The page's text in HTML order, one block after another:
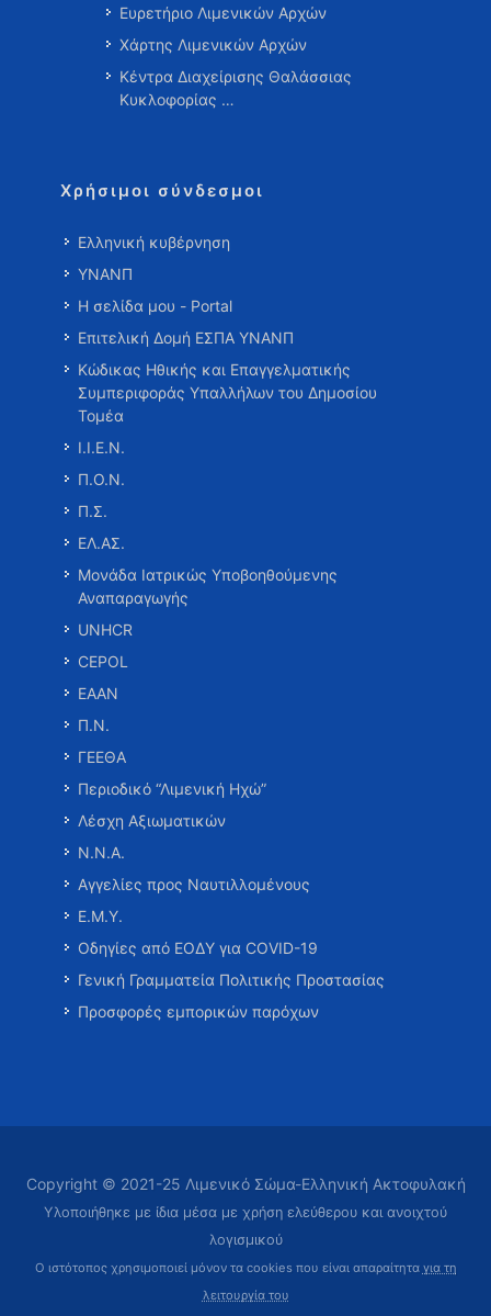
Ευρετήριο Λιμενικών Αρχών
Χάρτης Λιμενικών Αρχών
Κέντρα Διαχείρισης Θαλάσσιας
Κυκλοφορίας …
Χρήσιμοι σύνδεσμοι
Ελληνική κυβέρνηση
ΥΝΑΝΠ
Η σελίδα μου - Portal
Επιτελική Δομή ΕΣΠΑ ΥΝΑΝΠ
Κώδικας Ηθικής και Επαγγελματικής
Συμπεριφοράς Υπαλλήλων του Δημοσίου
Τομέα
Ι.Ι.Ε.Ν.
Π.Ο.Ν.
Π.Σ.
ΕΛ.ΑΣ.
Μονάδα Ιατρικώς Υποβοηθούμενης
Αναπαραγωγής
UNHCR
CEPOL
ΕΑΑΝ
Π.Ν.
ΓΕΕΘΑ
Περιοδικό “Λιμενική Ηχώ”
Λέσχη Αξιωματικών
Ν.Ν.Α.
Αγγελίες προς Ναυτιλλομένους
Ε.Μ.Υ.
Οδηγίες από ΕΟΔΥ για COVID-19
Γενική Γραμματεία Πολιτικής Προστασίας
Προσφορές εμπορικών παρόχων
Copyright © 2021-25 Λιμενικό Σώμα-Ελληνική Ακτοφυλακή
Υλοποιήθηκε με ίδια μέσα με χρήση ελεύθερου και ανοιχτού
λογισμικού
Ο ιστότοπος χρησιμοποιεί μόνον τα cookies που είναι απαραίτητα για τη
λειτουργία του